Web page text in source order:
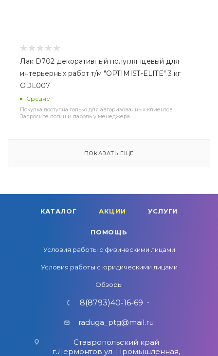
Лак D702 декоративный полуглянцевый для
интерьерных работ т/м "OPTIMIST-ELITE" 3 кг
ODL007
Средне
Покупка доступна только для авторизованных клиентов.
Запросите логин и пароль у менеджера.
ПОКАЗАТЬ ЕЩЕ
КАТАЛОГ АКЦИИ УСЛУГИ
ПОМОЩЬ
Условия работы с физическими лицами
Условия работы с юридическими лицами
Обзоры
8(8793)40-16-69
raduga_ptg@mail.ru
Ставропольский край
г.Лермонтов ул. Промышленная,